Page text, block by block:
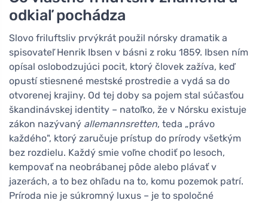
odkiaľ pochádza
Slovo friluftsliv prvýkrát použil nórsky dramatik a
spisovateľ Henrik Ibsen v básni z roku 1859. Ibsen ním
opísal oslobodzujúci pocit, ktorý človek zažíva, keď
opustí stiesnené mestské prostredie a vydá sa do
otvorenej krajiny. Od tej doby sa pojem stal súčasťou
škandinávskej identity – natoľko, že v Nórsku existuje
zákon nazývaný allemannsretten, teda „právo
každého", ktorý zaručuje prístup do prírody všetkým
bez rozdielu. Každý smie voľne chodiť po lesoch,
kempovať na neobrábanej pôde alebo plávať v
jazerách, a to bez ohľadu na to, komu pozemok patrí.
Príroda nie je súkromný luxus – je to spoločné